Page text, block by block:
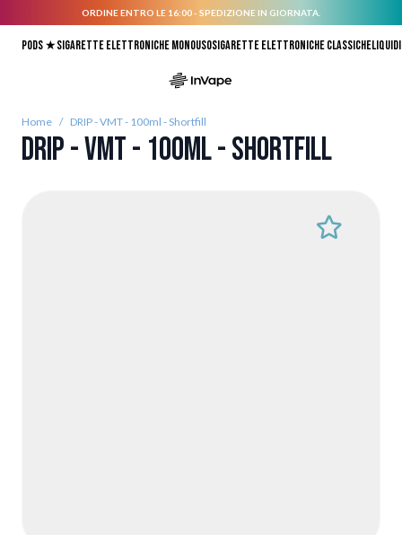
ORDINE ENTRO LE 16:00 - SPEDIZIONE IN GIORNATA.
Pods ★Sigarette elettroniche monousoSigarette elettroniche classiche
Home / DRIP - VMT - 100ml - Shortfill
DRIP - VMT - 100ml - Shortfill